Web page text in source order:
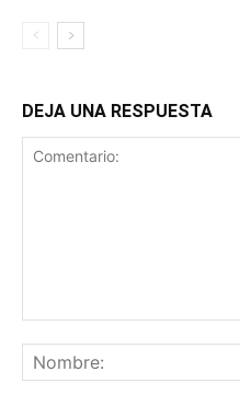
DEJA UNA RESPUESTA